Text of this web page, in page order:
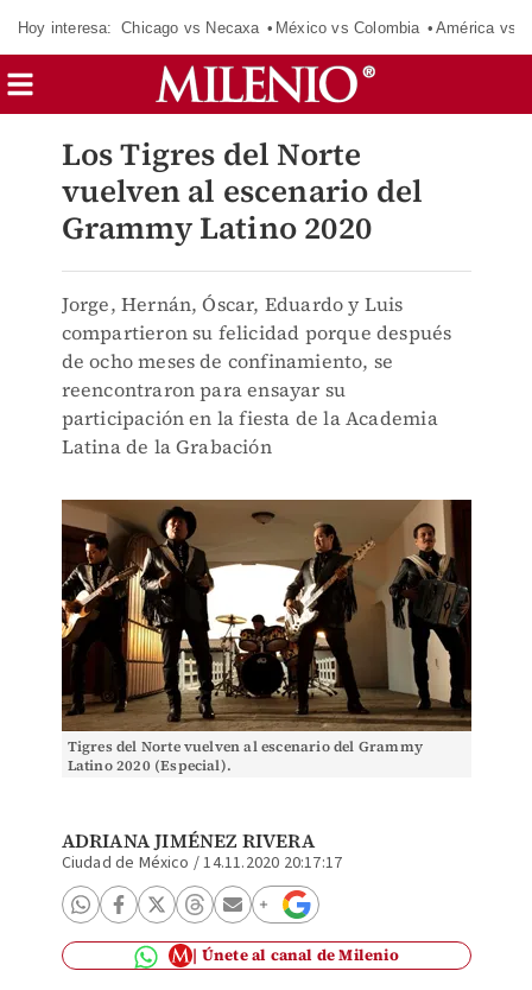
Hoy interesa: Chicago vs Necaxa México vs Colombia América vs
Los Tigres del Norte
vuelven al escenario del
Grammy Latino 2020
Jorge, Hernán, Óscar, Eduardo y Luis
compartieron su felicidad porque después
de ocho meses de confinamiento, se
reencontraron para ensayar su
participación en la fiesta de la Academia
Latina de la Grabación
Tigres del Norte vuelven al escenario del Grammy
Latino 2020 (Especial).
ADRIANA JIMÉNEZ RIVERA
Ciudad de México /14.11.2020 20:17:17
Únete al canal de Milenio